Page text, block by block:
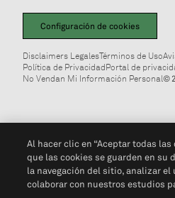
Configuración de cookies
Disclaimers LegalesTérminos de Uso
Política de PrivacidadPortal de
No Vendan Mi Información Personal©
Al hacer clic en “Aceptar todas las
que las cookies se guarden en su
la navegación del sitio, analizar el
colaborar con nuestros estudios